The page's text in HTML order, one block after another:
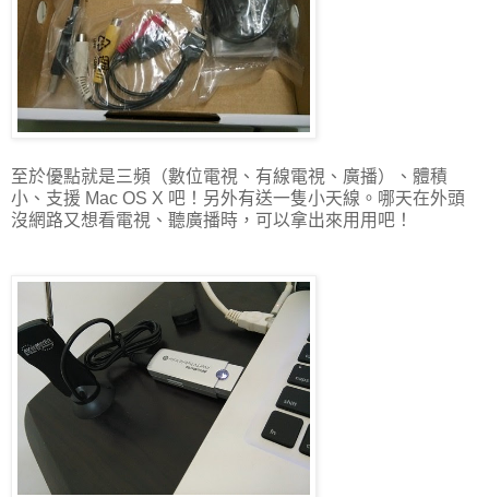
至於優點就是三頻（數位電視、有線電視、廣播）、體積
小、支援 Mac OS X 吧！另外有送一隻小天線。哪天在外頭
沒網路又想看電視、聽廣播時，可以拿出來用用吧！